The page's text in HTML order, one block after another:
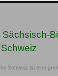
Schweiz
Schweiz ist eine